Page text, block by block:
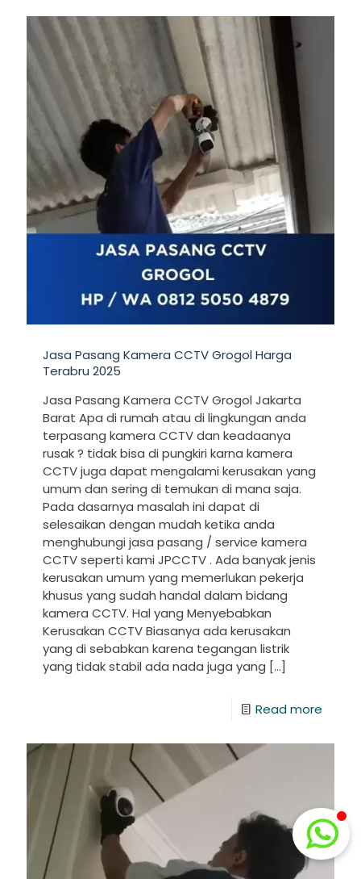
Jasa Pasang Kamera CCTV Grogol Harga
Terabru 2025
Jasa Pasang Kamera CCTV Grogol Jakarta
Barat Apa di rumah atau di lingkungan anda
terpasang kamera CCTV dan keadaanya
rusak ? tidak bisa di pungkiri karna kamera
CCTV juga dapat mengalami kerusakan yang
umum dan sering di temukan di mana saja.
Pada dasarnya masalah ini dapat di
selesaikan dengan mudah ketika anda
menghubungi jasa pasang / service kamera
CCTV seperti kami JPCCTV . Ada banyak jenis
kerusakan umum yang memerlukan pekerja
khusus yang sudah handal dalam bidang
kamera CCTV. Hal yang Menyebabkan
Kerusakan CCTV Biasanya ada kerusakan
yang di sebabkan karena tegangan listrik
yang tidak stabil ada nada juga yang […]
Read more